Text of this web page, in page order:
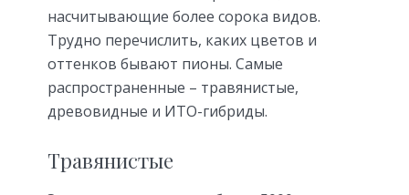
насчитывающие более сорока видов.
Трудно перечислить, каких цветов и
оттенков бывают пионы. Самые
распространенные – травянистые,
древовидные и ИТО-гибриды.
Травянистые